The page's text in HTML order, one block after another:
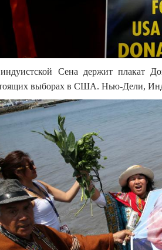
Сена держит плакат
выборах в США. Нью-Дели,